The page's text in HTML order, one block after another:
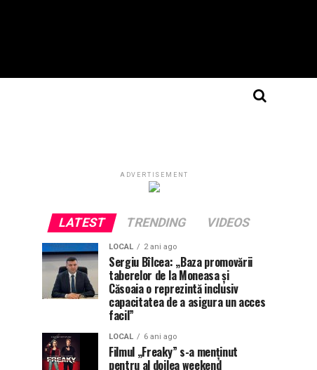
ADVERTISEMENT
LATEST TRENDING VIDEOS
LOCAL 2 ani ago
Sergiu Bîlcea: „Baza promovării
taberelor de la Moneasa și
Căsoaia o reprezintă inclusiv
capacitatea de a asigura un acces
facil”
LOCAL 6 ani ago
Filmul „Freaky” s-a menţinut
pentru al doilea weekend